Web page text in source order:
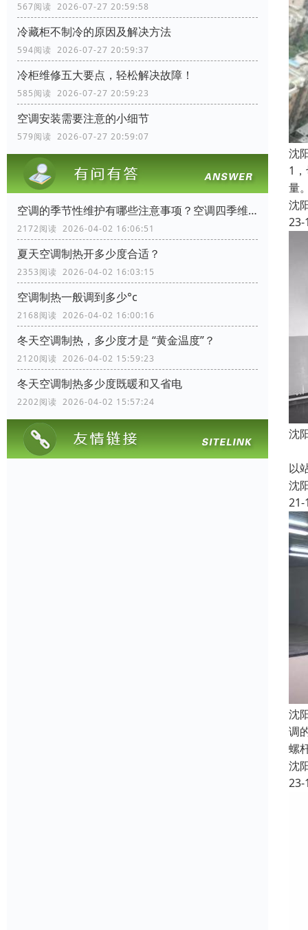
567阅读 2026-07-27 20:59:58
冷藏柜不制冷的原因及解决方法
594阅读 2026-07-27 20:59:37
冷柜维修五大要点，轻松解决故障！
585阅读 2026-07-27 20:59:23
空调安装需要注意的小细节
579阅读 2026-07-27 20:59:07
空调的季节性维护有哪些注意事项？空调四季维护手册
2172阅读 2026-04-02 16:06:51
夏天空调制热开多少度合适？
2353阅读 2026-04-02 16:03:15
空调制热一般调到多少°c
2168阅读 2026-04-02 16:00:16
冬天空调制热，多少度才是 “黄金温度”？
2120阅读 2026-04-02 15:59:23
冬天空调制热多少度既暖和又省电
2202阅读 2026-04-02 15:57:24
沈
1
量
沈
23-
沈
以
沈
21-
沈
调
螺
沈
23-